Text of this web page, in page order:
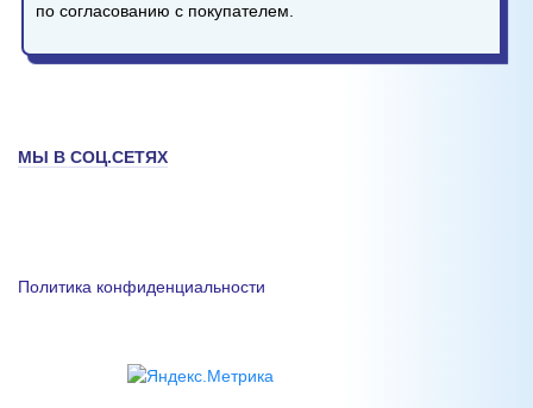
по согласованию с покупателем.
МЫ В СОЦ.СЕТЯХ
Политика конфиденциальности